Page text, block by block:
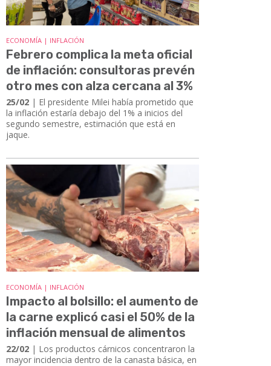
ECONOMÍA | INFLACIÓN
Febrero complica la meta oficial
de inflación: consultoras prevén
otro mes con alza cercana al 3%
25/02 | El presidente Milei había prometido que
la inflación estaría debajo del 1% a inicios del
segundo semestre, estimación que está en
jaque.
ECONOMÍA | INFLACIÓN
Impacto al bolsillo: el aumento de
la carne explicó casi el 50% de la
inflación mensual de alimentos
22/02 | Los productos cárnicos concentraron la
mayor incidencia dentro de la canasta básica, en